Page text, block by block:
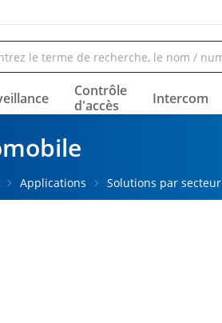
Contrôle
d'accès
Intercom
Applications Solutions par secteur